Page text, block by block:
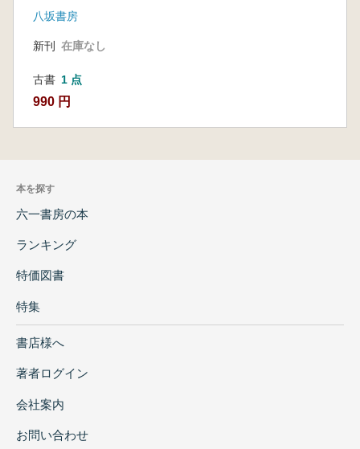
八坂書房
新刊 在庫なし
古書 1 点
990 円
本を探す
六一書房の本
ランキング
特価図書
特集
書店様へ
著者ログイン
会社案内
お問い合わせ